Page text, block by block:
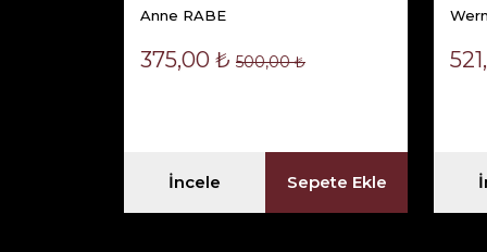
Anne RABE
375,00 ₺ 500,00 ₺
İncele Sepete Ekle